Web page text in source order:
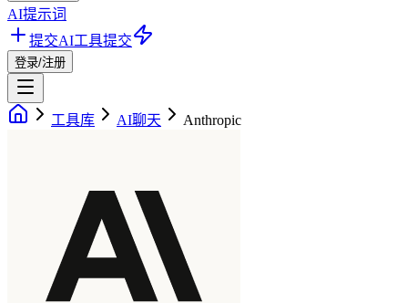
AI提示词
提交AI工具提交
登录/注册
工具库 AI聊天 Anthropic